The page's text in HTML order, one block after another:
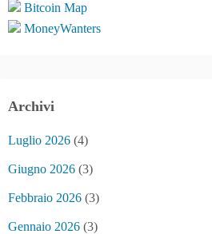
Bitcoin Map
MoneyWanters
Archivi
Luglio 2026 (4)
Giugno 2026 (3)
Febbraio 2026 (3)
Gennaio 2026 (3)